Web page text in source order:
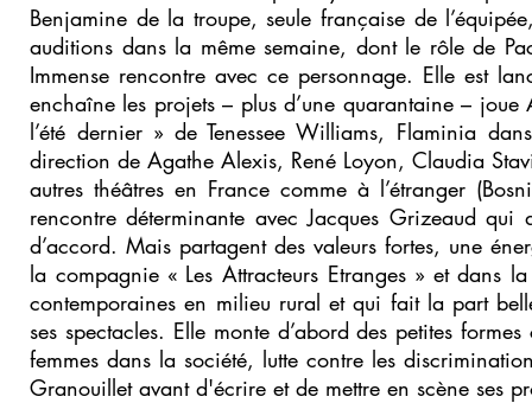
Benjamine de la troupe, seule française de
auditions dans la même semaine, dont le rôle de
Immense rencontre avec ce personnage. Elle est
enchaîne les projets – plus d’une quarantaine –
l’été dernier » de Tenessee Williams, Flaminia
direction de Agathe Alexis, René Loyon, Claudia
autres théâtres en France comme à l’étranger
rencontre déterminante avec Jacques Grizeaud
d’accord. Mais partagent des valeurs fortes, une
la compagnie « Les Attracteurs Etranges » et dans
contemporaines en milieu rural et qui fait la part
ses spectacles. Elle monte d’abord des petites
femmes dans la société, lutte contre les
Granouillet avant d'écrire et de mettre en scène ses